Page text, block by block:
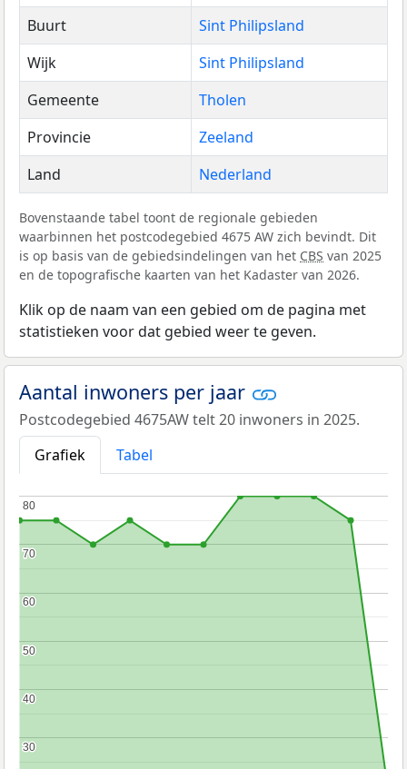
Buurt
Sint Philipsland
Wijk
Sint Philipsland
Gemeente
Tholen
Provincie
Zeeland
Land
Nederland
Bovenstaande tabel toont de regionale gebieden
waarbinnen het postcodegebied 4675 AW zich bevindt. Dit
is op basis van de gebiedsindelingen van het CBS van 2025
en de topografische kaarten van het Kadaster van 2026.
Klik op de naam van een gebied om de pagina met
statistieken voor dat gebied weer te geven.
Aantal inwoners per jaar
Postcodegebied 4675AW telt 20 inwoners in 2025.
Grafiek
Tabel
30
30
40
40
50
50
60
60
70
70
80
80